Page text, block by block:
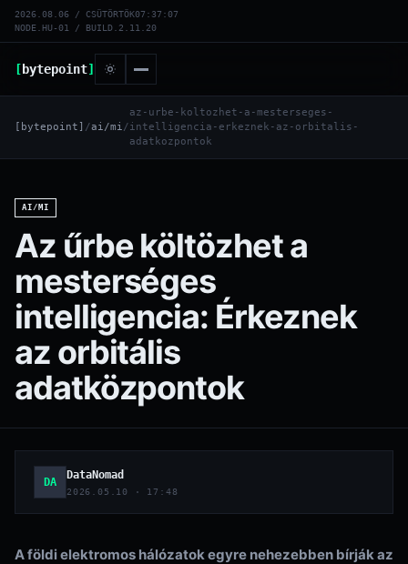
2026.08.06 / CSÜTÖRTÖK07:37:07
NODE.HU-01 / BUILD.2.11.20
[bytepoint]
[bytepoint] /ai/mi/
az-urbe-koltozhet-a-mesterseges-
intelligencia-erkeznek-az-orbitalis-
adatkozpontok
AI/MI
Az űrbe költözhet a
mesterséges
intelligencia: Érkeznek
az orbitális
adatközpontok
DA
DataNomad
2026.05.10 · 17:48
A földi elektromos hálózatok egyre nehezebben bírják az